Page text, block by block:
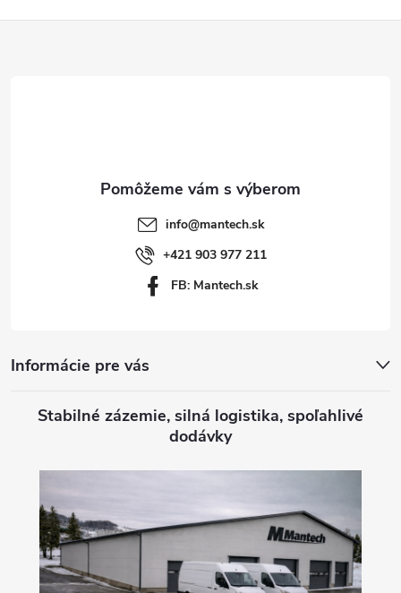
info@mantech.sk
+421 903 977 211
FB: Mantech.sk
Informácie pre vás
Stabilné zázemie, silná logistika, spoľahlivé
dodávky